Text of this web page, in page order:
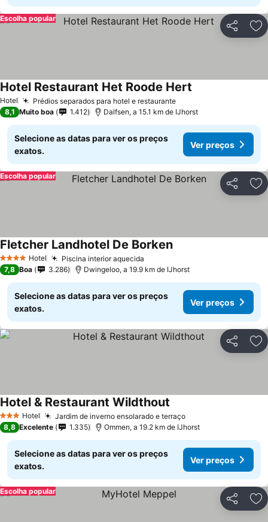
Partilhar
Escolha popular
Hotel Prédios separados para hotel e restaurante
Hotel Restaurant Het Roode Hert
8,1 Muito boa 1.412 Dalfsen, a 15.1 km de IJhorst
Selecione as datas para ver os preços
exatos.
Ver preços
Partilhar
Escolha popular
4 EstrelasHotel Piscina interior aquecida
Fletcher Landhotel De Borken
7,8 Boa 3.286 Dwingeloo, a 19.9 km de IJhorst
Selecione as datas para ver os preços
exatos.
Ver preços
Partilhar
3 EstrelasHotel Jardim de inverno ensolarado e terraço
Hotel & Restaurant Wildthout
8,8 Excelente 1.335 Ommen, a 19.2 km de IJhorst
Selecione as datas para ver os preços
exatos.
Ver preços
Partilhar
Escolha popular